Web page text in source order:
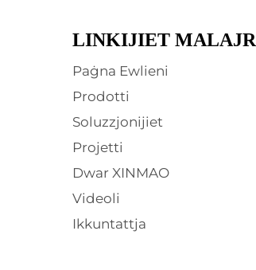
LINKIJIET MALAJR
Paġna Ewlieni
Prodotti
Soluzzjonijiet
Projetti
Dwar XINMAO
Videoli
Ikkuntattja